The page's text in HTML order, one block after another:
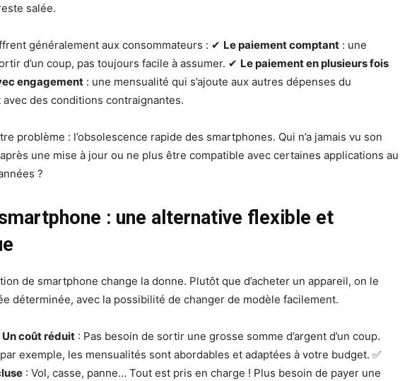
salée.
généralement aux consommateurs : ✔ Le paiement comptant : une
d’un coup, pas toujours facile à assumer. ✔ Le paiement en plusieurs fois
engagement : une mensualité qui s’ajoute aux autres dépenses du
des conditions contraignantes.
problème : l’obsolescence rapide des smartphones. Qui n’a jamais vu son
une mise à jour ou ne plus être compatible avec certaines applications au
?
: une alternative flexible et
de smartphone change la donne. Plutôt que d’acheter un appareil, on le
déterminée, avec la possibilité de changer de modèle facilement.
Un coût réduit : Pas besoin de sortir une grosse somme d’argent d’un coup.
exemple, les mensualités sont abordables et adaptées à votre budget. ✅
: Vol, casse, panne… Tout est pris en charge ! Plus besoin de payer une